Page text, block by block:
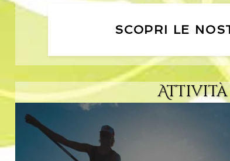
SCOPRI LE
Attività